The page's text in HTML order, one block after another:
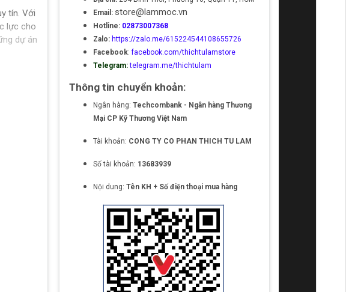
tín. Với
lực cho
dự án
Email: store@lammoc.vn
Hotline: 02873007368
Zalo: https://zalo.me/615224544108655726
Facebook:facebook.com/thichtulamstore
Telegram: telegram.me/thichtulam
Thông tin chuyển khoản:
Ngân hàng: Techcombank - Ngân hàng Thương
Mại CP Kỹ Thương Việt Nam
Tài khoản: CONG TY CO PHAN THICH TU LAM
Số tài khoản: 13683939
Nội dung: Tên KH + Số điện thoại mua hàng